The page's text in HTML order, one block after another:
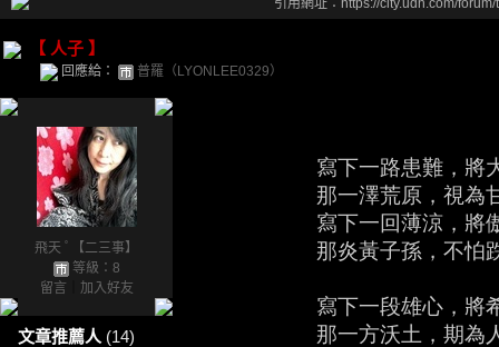
引用網址：https://city.udn.com/
【 人子 】
回應給： 普羅（LYONLEE0329）
飛天 ﾟ【二三事】
等級：8
留言
加入好友
文章推薦人 (14)
寫下一路患難，將大
那一澤荒原，視為
寫下一回薄涼，將傲
那炎黃子孫，不怕
寫下一段雄心，將希
那一方沃土，期為